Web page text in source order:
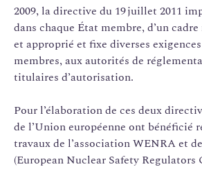
2009, la directive du 19 juillet 2011
dans chaque État membre, d’un
et approprié et fixe diverses
membres, aux autorités de
titulaires d’autorisation.
Pour l’élaboration de ces deux
de l’Union européenne ont bénéficié
travaux de l’association WENRA et
(European Nuclear Safety Regulators